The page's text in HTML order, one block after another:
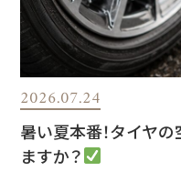
2026.07.24
暑い夏本番！タイヤ
ますか？